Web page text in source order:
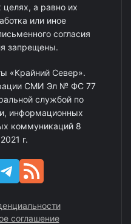
а равно их
или иное
согласия
запрещены.
«Крайний Север».
СМИ Эл № ФС 77
службой по
информационных
коммуникаций 8
г.
соглашение